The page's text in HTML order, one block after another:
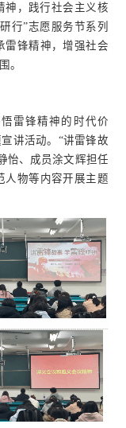
神，践行社会主义核
行”志愿服务节系列
雷锋精神，增强社会
。
雷锋精神的时代价
讲活动。“讲雷锋故
怡、成员涂文辉担任
人物等内容开展主题